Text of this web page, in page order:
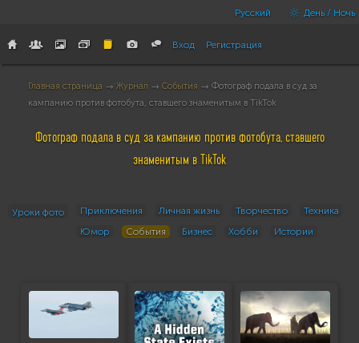
Русский День / Ночь
Вход Регистрация
Главная страница → Журнал → События → Фотограф подала в суд за
кампанию против фотобута, ставшего знаменитым в TikTok
Фотограф подала в суд за кампанию против фотобута, ставшего
знаменитым в TikTok
Уроки фото Приключения Личная жизнь Творчество
Техника
Юмор
События Бизнес Хобби Истории